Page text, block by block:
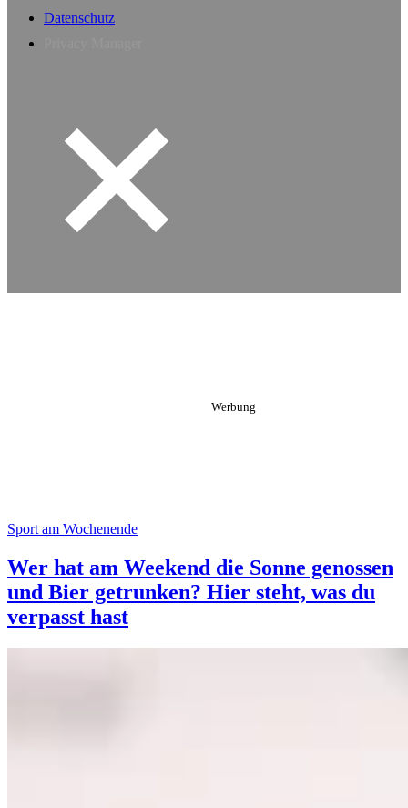
Datenschutz
Sport am Wochenende
Wer hat am Weekend die Sonne genossen
und Bier getrunken? Hier steht, was du
verpasst hast